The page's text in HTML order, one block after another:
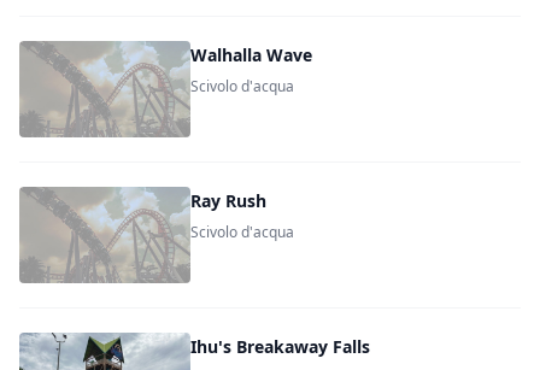
Walhalla Wave
Scivolo d'acqua
Ray Rush
Scivolo d'acqua
Ihu's Breakaway Falls